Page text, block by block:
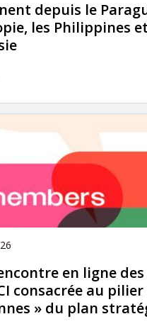
depuis le
les Philippines
en ligne
consacrée au pilier
» du plan